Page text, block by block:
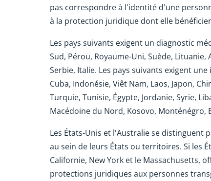
pas correspondre à l'identité d'une
à la protection juridique dont elle
Les pays suivants exigent un diagnostic
Sud, Pérou, Royaume-Uni, Suède,
Serbie, Italie. Les pays suivants exigent
Cuba, Indonésie, Viêt Nam, Laos, Japon,
Turquie, Tunisie, Égypte, Jordanie, Syrie,
Macédoine du Nord, Kosovo, Monténégro,
Les États-Unis et l'Australie se distinguent
au sein de leurs États ou territoires. Si les
Californie, New York et le Massachusetts,
protections juridiques aux personnes